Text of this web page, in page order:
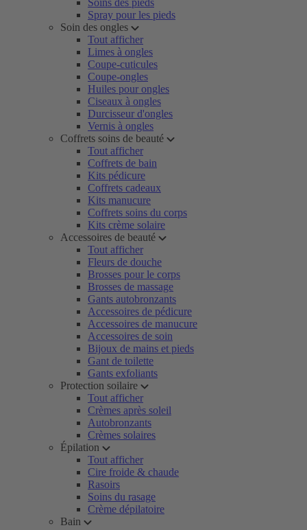
Soins des pieds
Spray pour les pieds
Soin des ongles
Tout afficher
Limes à ongles
Coupe-cuticules
Coupe-ongles
Huiles pour ongles
Ciseaux à ongles
Durcisseur d'ongles
Vernis à ongles
Coffrets soins de beauté
Tout afficher
Coffrets de bain
Kits pédicure
Coffrets cadeaux
Kits manucure
Coffrets soins du corps
Kits crème solaire
Accessoires de beauté
Tout afficher
Fleurs de douche
Brosses pour le corps
Brosses de massage
Gants autobronzants
Accessoires de pédicure
Accessoires de manucure
Accessoires de soin
Bijoux de mains et pieds
Gant de toilette
Gants exfoliants
Protection soilaire
Tout afficher
Crèmes après soleil
Autobronzants
Crèmes solaires
Épilation
Tout afficher
Cire froide & chaude
Rasoirs
Soins du rasage
Crème dépilatoire
Bain